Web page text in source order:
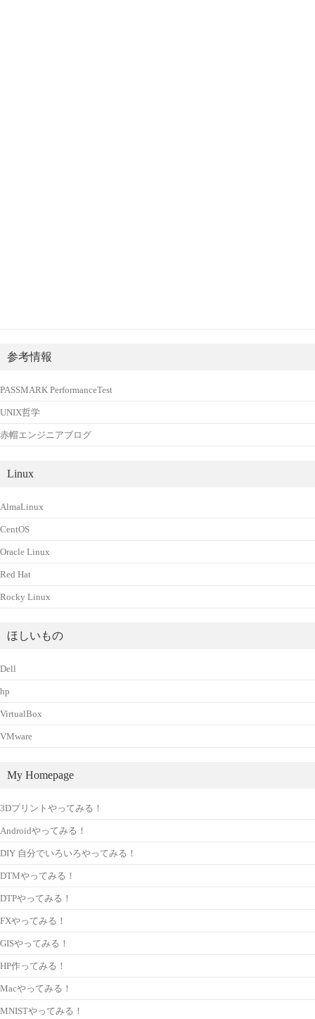
参考情報
PASSMARK PerformanceTest
UNIX哲学
赤帽エンジニアブログ
Linux
AlmaLinux
CentOS
Oracle Linux
Red Hat
Rocky Linux
ほしいもの
Dell
hp
VirtualBox
VMware
My Homepage
3Dプリントやってみる！
Androidやってみる！
DIY 自分でいろいろやってみる！
DTMやってみる！
DTPやってみる！
FXやってみる！
GISやってみる！
HP作ってみる！
Macやってみる！
MNISTやってみる！